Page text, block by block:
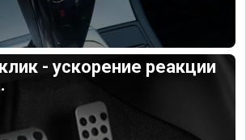
- ускорение реакции